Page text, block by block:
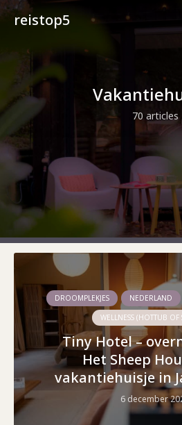
reistop5
70 articles
DROOMPLEKJES NEDERLAND
WELLNESS (HOTTUB OF
Tiny Hotel –
Het Sheep
vakantiehuisje in
6 december